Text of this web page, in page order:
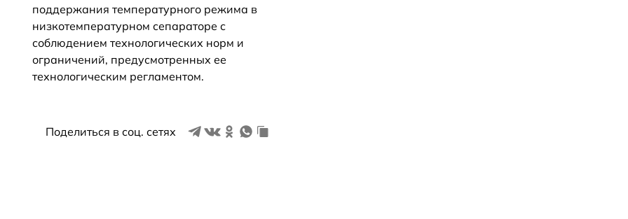
поддержания температурного режима в
низкотемпературном сепараторе с
соблюдением технологических норм и
ограничений, предусмотренных ее
технологическим регламентом.
Поделиться в соц. сетях